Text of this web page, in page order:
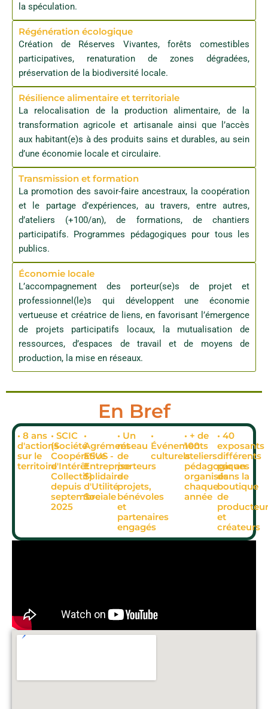
la spéculation.
Régénération écologique
Création de Réserves Vivantes, forêts comestibles
participatives, renaturation de zones dégradées,
préservation de la biodiversité locale.
Résilience alimentaire et territoriale
La relocalisation de la production alimentaire, de la
transformation agricole et artisanale ainsi que l’accès
aux habitant(e)s à des produits sains et durables, au sein
d’une économie locale et circulaire.
Transmission et formation
La promotion des savoir-faire ancestraux, la coopération
et le partage d’expériences, au travers, entre autres,
d’ateliers (+100/an), de formations, de chantiers
participatifs. Programmes pédagogiques pour tous les
publics.
Économie locale
L’accompagnement des porteur(se)s de projet et
professionnel(le)s qui développent une économie
vertueuse et créatrice de liens, en favorisant l’émergence
de projets participatifs locaux, la mutualisation de
ressources, d’espaces de travail et de moyens de
production, la mise en réseaux.
En Bref
• 8 ans
d'actions
sur le
territoire
• SCIC
(Société
Coopérative
d'Intérêt
Collectif)
depuis
septembre
2025
•
Agrément
ESUS -
Entreprise
Solidaire
d'Utilité
Sociale
• Un
réseau
de
porteurs
de
projets,
bénévoles
et
partenaires
engagés
•
Événements
culturels
• + de
100
ateliers
pédagogiques
organisés
chaque
année
• 40
exposants
différents
par an
dans la
boutique
de
et
créateurs